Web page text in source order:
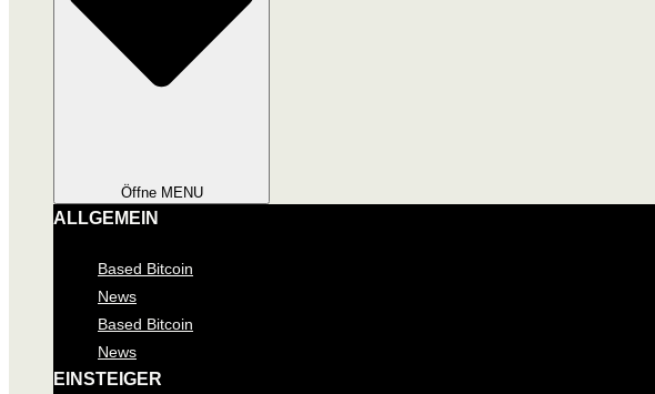
Öffne MENU
ALLGEMEIN
Based Bitcoin
News
Based Bitcoin
News
EINSTEIGER